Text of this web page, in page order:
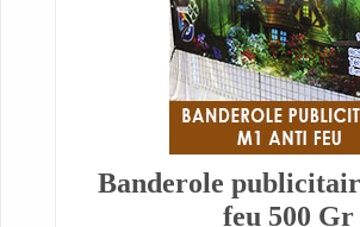
Banderole
feu 500 Gr